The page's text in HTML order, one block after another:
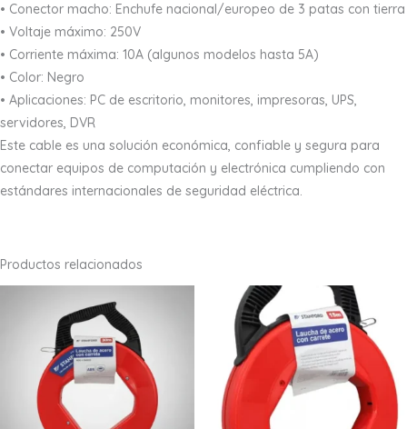
• Conector macho: Enchufe nacional/europeo de 3 patas con tierra
• Voltaje máximo: 250V
• Corriente máxima: 10A (algunos modelos hasta 5A)
• Color: Negro
• Aplicaciones: PC de escritorio, monitores, impresoras, UPS,
servidores, DVR
Este cable es una solución económica, confiable y segura para
conectar equipos de computación y electrónica cumpliendo con
estándares internacionales de seguridad eléctrica.
Productos relacionados